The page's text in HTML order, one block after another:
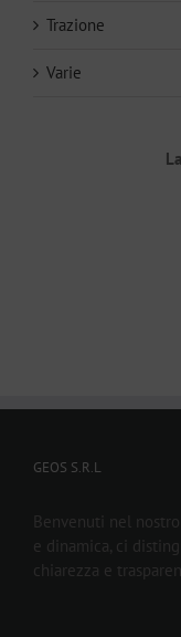
Trazione
Varie
GEOS S.R.L
Benvenuti nel
e dinamica, ci
chiarezza e